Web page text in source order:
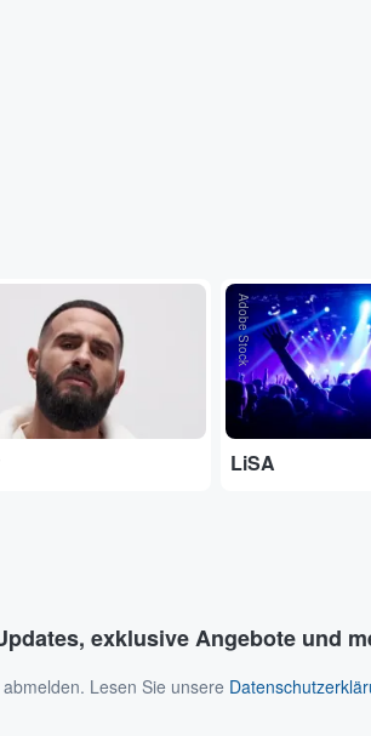
Adobe Stock
LiSA
exklusive Angebote und
Lesen Sie unsere